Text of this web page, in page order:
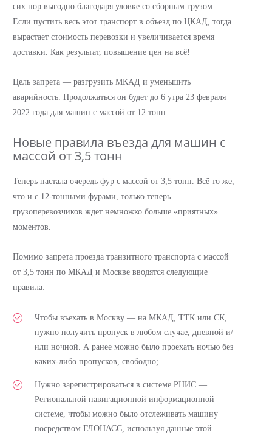
сих пор выгодно благодаря уловке со сборным грузом.
Если пустить весь этот транспорт в объезд по ЦКАД, тогда
вырастает стоимость перевозки и увеличивается время
доставки. Как результат, повышение цен на всё!
Цель запрета — разгрузить МКАД и уменьшить
аварийность. Продолжаться он будет до 6 утра 23 февраля
2022 года для машин с массой от 12 тонн.
Новые правила въезда для машин с
массой от 3,5 тонн
Теперь настала очередь фур с массой от 3,5 тонн. Всё то же,
что и с 12-тонными фурами, только теперь
грузоперевозчиков ждет немножко больше «приятных»
моментов.
Помимо запрета проезда транзитного транспорта с массой
от 3,5 тонн по МКАД и Москве вводятся следующие
правила:
Чтобы въехать в Москву — на МКАД, ТТК или СК,
нужно получить пропуск в любом случае, дневной и/
или ночной. А ранее можно было проехать ночью без
каких-либо пропусков, свободно;
Нужно зарегистрироваться в системе РНИС —
Региональной навигационной информационной
системе, чтобы можно было отслеживать машину
посредством ГЛОНАСС, используя данные этой